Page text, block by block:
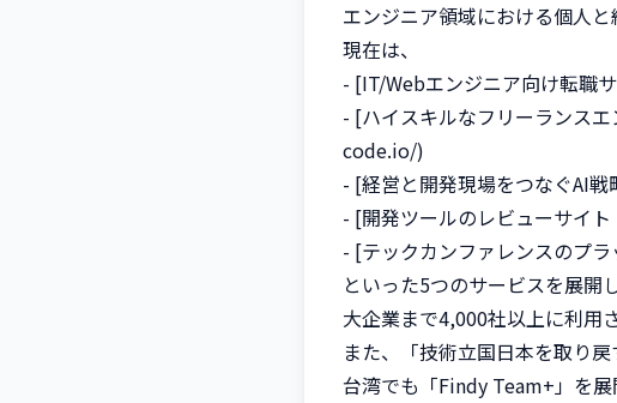
エンジニア領域における個人
現在は、
- [IT/Webエンジニア向け転
- [ハイスキルなフリーランス
code.io/)
- [経営と開発現場をつなぐAI
- [開発ツールのレビューサイ
- [テックカンファレンスのプ
といった5つのサービスを展開
大企業まで4,000社以上に利用
また、「技術立国日本を取り
台湾でも「Findy Team+」を展